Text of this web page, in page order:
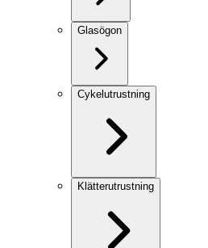
Glasögon
Cykelutrustning
Klätterutrustning